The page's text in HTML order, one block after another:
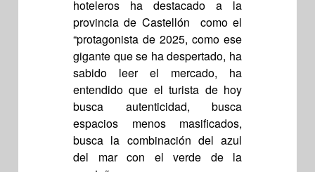
hoteleros ha destacado a la
provincia de Castellón como el
“protagonista de 2025, como ese
gigante que se ha despertado, ha
sabido leer el mercado, ha
entendido que el turista de hoy
busca autenticidad, busca
espacios menos masificados,
busca la combinación del azul
del mar con el verde de la